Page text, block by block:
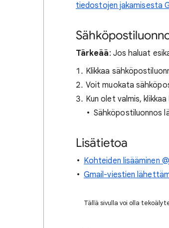
tiedostojen jakamisesta
Tärkeää: Jos haluat
Klikkaa
Voit muokata
Kun olet valmis, klikkaa
Sähköpostiluonnos
Lisätietoa
Kohteiden lisääminen
Gmail-viestien
Tällä sivulla voi olla